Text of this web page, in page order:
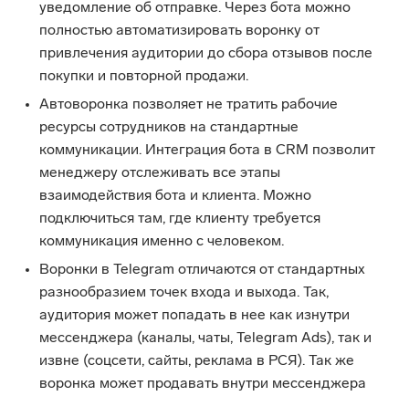
уведомление об отправке. Через бота можно
полностью автоматизировать воронку от
привлечения аудитории до сбора отзывов после
покупки и повторной продажи.
Автоворонка позволяет не тратить рабочие
ресурсы сотрудников на стандартные
коммуникации. Интеграция бота в CRM позволит
менеджеру отслеживать все этапы
взаимодействия бота и клиента. Можно
подключиться там, где клиенту требуется
коммуникация именно с человеком.
Воронки в Telegram отличаются от стандартных
разнообразием точек входа и выхода. Так,
аудитория может попадать в нее как изнутри
мессенджера (каналы, чаты, Telegram Ads), так и
извне (соцсети, сайты, реклама в РСЯ). Так же
воронка может продавать внутри мессенджера